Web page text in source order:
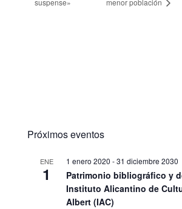
suspense»
menor población
Próximos eventos
ENE
1
1 enero 2020 -31 diciembre 2030
Patrimonio bibliográfico y
Instituto Alicantino de
Albert (IAC)